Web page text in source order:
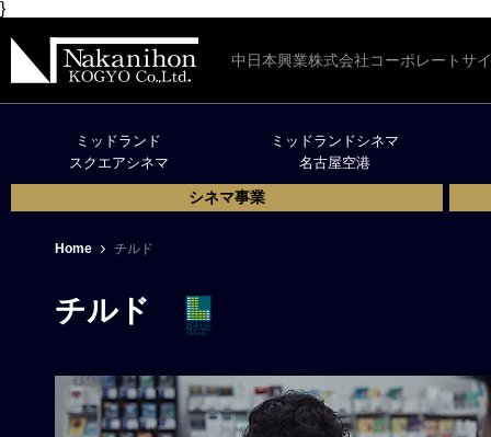
}
中日本興業株式会社コーポレートサ
ミッドランド
スクエアシネマ
ミッドランドシネマ
名古屋空港
シネマ事業
Home チルド
チルド